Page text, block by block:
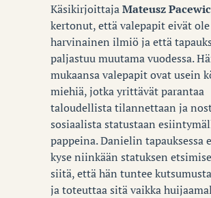
KäsikirjoittajaMateusz
kertonut, että valepapit eivät ole
harvinainen ilmiö ja että
paljastuu muutama vuodessa.
mukaansa valepapit ovat usein
miehiä, jotka yrittävät parantaa
taloudellista tilannettaan ja
sosiaalista statustaan
pappeina. Danielin tapauksessa
kyse niinkään statuksen
siitä, että hän tuntee
ja toteuttaa sitä vaikka